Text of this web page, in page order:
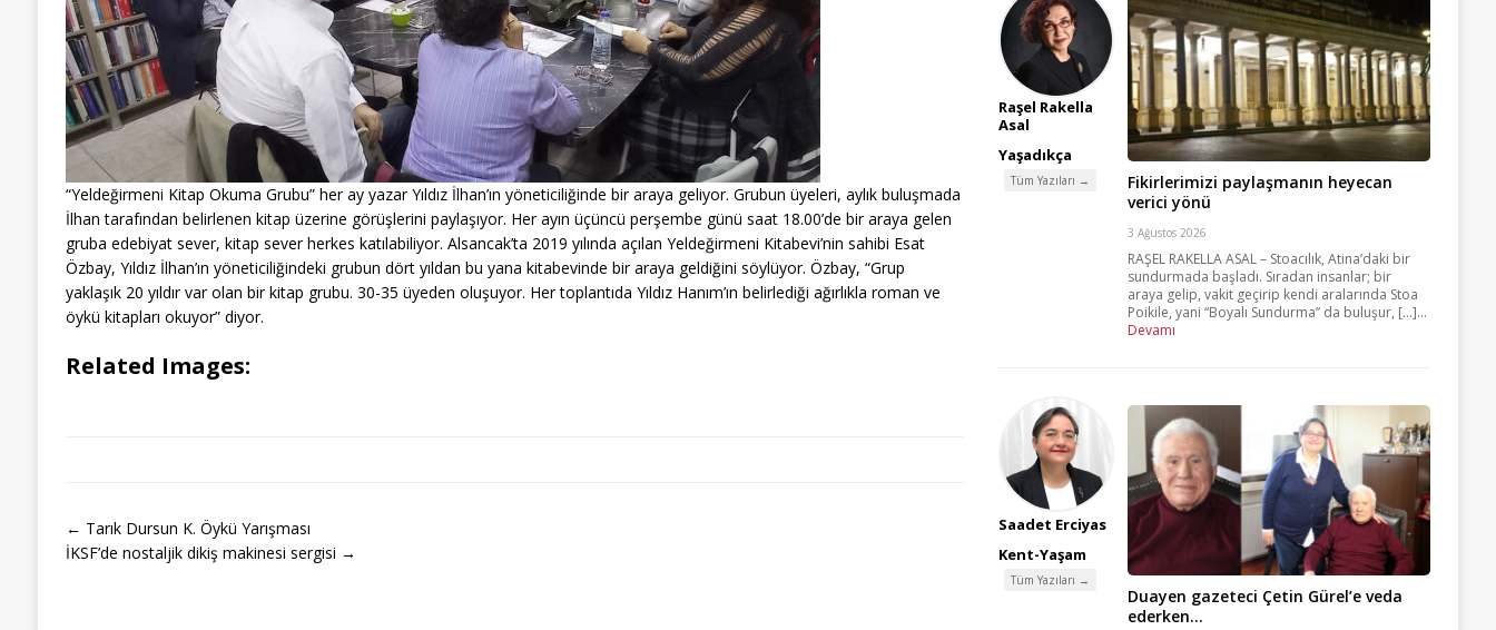
“Yeldeğirmeni Kitap Okuma Grubu” her ay yazar Yıldız İlhan’ın yöneticiliğinde bir araya geliyor. Grubun üyeleri, aylık buluşmada
İlhan tarafından belirlenen kitap üzerine görüşlerini paylaşıyor. Her ayın üçüncü perşembe günü saat 18.00’de bir araya gelen
gruba edebiyat sever, kitap sever herkes katılabiliyor. Alsancak’ta 2019 yılında açılan Yeldeğirmeni Kitabevi’nin sahibi Esat
Özbay, Yıldız İlhan’ın yöneticiliğindeki grubun dört yıldan bu yana kitabevinde bir araya geldiğini söylüyor. Özbay, “Grup
yaklaşık 20 yıldır var olan bir kitap grubu. 30-35 üyeden oluşuyor. Her toplantıda Yıldız Hanım’ın belirlediği ağırlıkla roman ve
öykü kitapları okuyor” diyor.
Related Images:
← Tarık Dursun K. Öykü Yarışması
İKSF’de nostaljik dikiş makinesi sergisi →
Raşel Rakella
Asal
Yaşadıkça
Tüm Yazıları →
Fikirlerimizi paylaşmanın heyecan
verici yönü
3 Ağustos 2026
RAŞEL RAKELLA ASAL – Stoacılık, Atina’daki bir
sundurmada başladı. Sıradan insanlar; bir
araya gelip, vakit geçirip kendi aralarında Stoa
Poikile, yani “Boyalı Sundurma” da buluşur, [...]...
Devamı
Saadet Erciyas
Kent-Yaşam
Tüm Yazıları →
Duayen gazeteci Çetin Gürel’e veda
ederken…